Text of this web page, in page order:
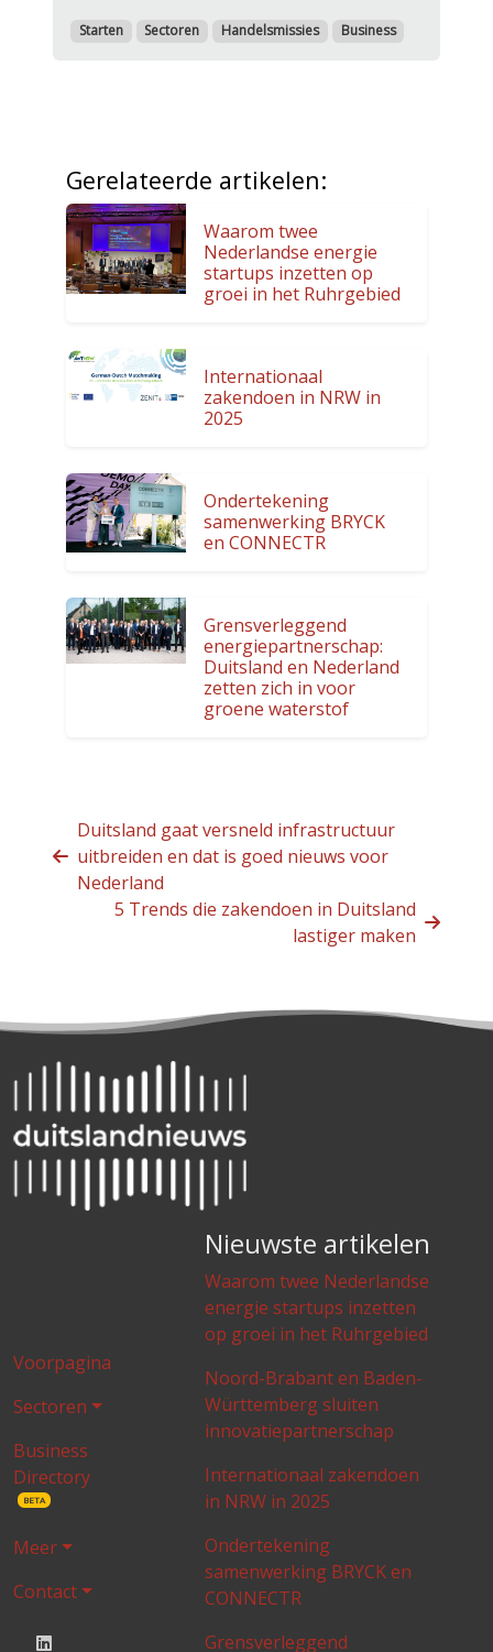
Starten Sectoren Handelsmissies Business
Gerelateerde artikelen:
Waarom twee
Nederlandse energie
startups inzetten op
groei in het Ruhrgebied
Internationaal
zakendoen in NRW in
2025
Ondertekening
samenwerking BRYCK
en CONNECTR
Grensverleggend
energiepartnerschap:
Duitsland en Nederland
zetten zich in voor
groene waterstof
Duitsland gaat versneld infrastructuur
uitbreiden en dat is goed nieuws voor
Nederland
5 Trends die zakendoen in Duitsland
lastiger maken
Voorpagina
Sectoren
Business
Directory
BETA
Meer
Contact
Nieuwste artikelen
Waarom twee Nederlandse
energie startups inzetten
op groei in het Ruhrgebied
Noord-Brabant en Baden-
Württemberg sluiten
innovatiepartnerschap
Internationaal zakendoen
in NRW in 2025
Ondertekening
samenwerking BRYCK en
CONNECTR
Grensverleggend